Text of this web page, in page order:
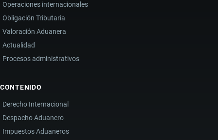
Operaciones internacionales
Obligación Tributaria
Valoración Aduanera
Actualidad
Procesos administrativos
CONTENIDO
Derecho Internacional
Despacho Aduanero
Impuestos Aduaneros